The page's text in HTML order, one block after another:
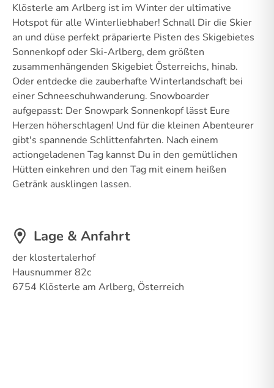
Klösterle am Arlberg ist im Winter der ultimative
Hotspot für alle Winterliebhaber! Schnall Dir die Skier
an und düse perfekt präparierte Pisten des Skigebietes
Sonnenkopf oder Ski-Arlberg, dem größten
zusammenhängenden Skigebiet Österreichs, hinab.
Oder entdecke die zauberhafte Winterlandschaft bei
einer Schneeschuhwanderung. Snowboarder
aufgepasst: Der Snowpark Sonnenkopf lässt Eure
Herzen höherschlagen! Und für die kleinen Abenteurer
gibt's spannende Schlittenfahrten. Nach einem
actiongeladenen Tag kannst Du in den gemütlichen
Hütten einkehren und den Tag mit einem heißen
Getränk ausklingen lassen.
Lage & Anfahrt
der klostertalerhof
Hausnummer 82c
6754 Klösterle am Arlberg, Österreich